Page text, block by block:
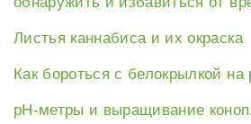
Листья каннабиса и их окраска
Как бороться с белокрылкой на
рН-метры и выращивание